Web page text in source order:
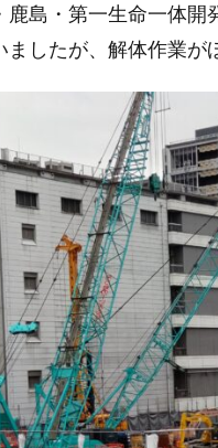
島・第一生命一体開
したが、解体作業が